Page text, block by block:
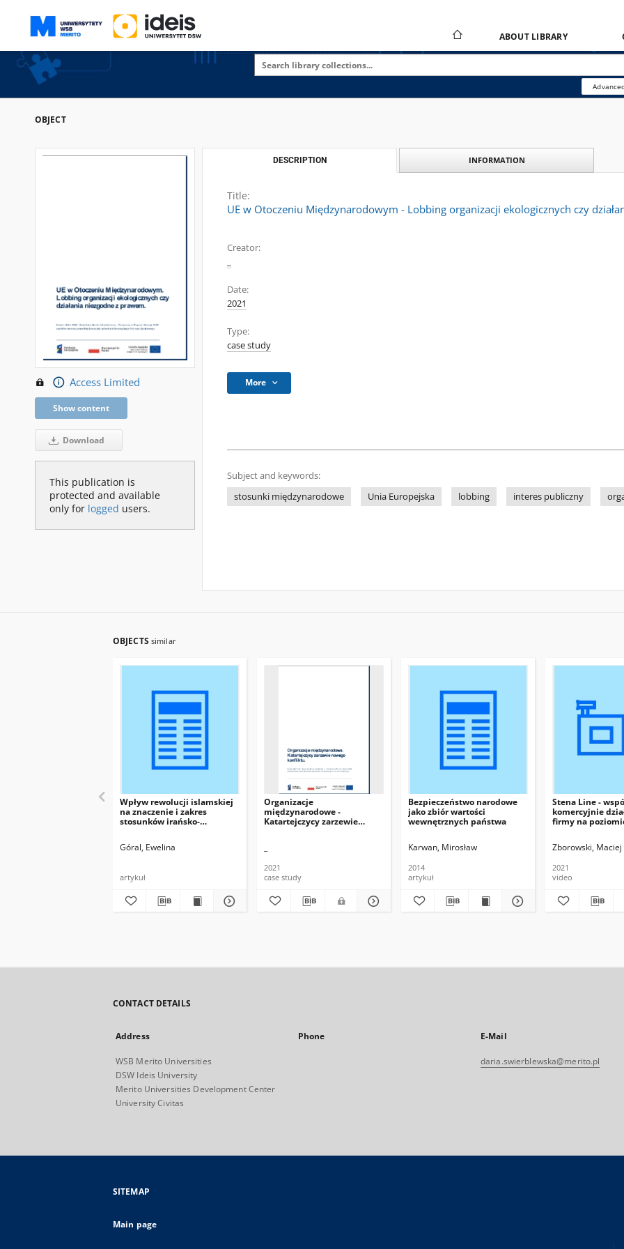
ABOUT LIBRARY
OBJECT
Access Limited
Show content
Download
This publication is
protected and available
only for logged users.
DESCRIPTION INFORMATION
Title:
UE w Otoczeniu Międzynarodowym - Lobbing organizacji ekologicznych czy
Creator:
Date:
2021
Type:
case study
More
Subject and keywords:
stosunki międzynarodowe
Unia Europejska lobbing interes publiczny
OBJECTS similar
Wpływ rewolucji islamskiej
na znaczenie i zakres
stosunków irańsko-
Góral, Ewelina
artykuł
Organizacje
międzynarodowe -
Katartejczycy zarzewie
2021
case study
Bezpieczeństwo narodowe
jako zbiór wartości
wewnętrznych państwa
Karwan, Mirosław
2014
artykuł
Stena Line -
komercyjnie
firmy na
Zborowski, Maciej
2021
video
CONTACT DETAILS
Address
WSB Merito Universities
DSW Ideis University
Merito Universities Development Center
University Civitas
Phone E-Mail
daria.swierblewska@merito.pl
SITEMAP
Main page